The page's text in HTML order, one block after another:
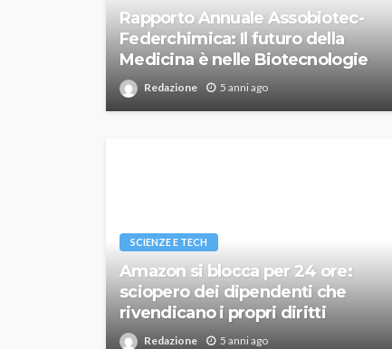
Rapporto Annuale Assobiotec-
Federchimica: Il futuro della
Medicina è nelle Biotecnologie
Redazione 5 anni ago
SCIENZE E TECH
Amazon si blocca per 24 ore:
sciopero dei dipendenti che
rivendicano i propri diritti
Redazione 5 anni ago